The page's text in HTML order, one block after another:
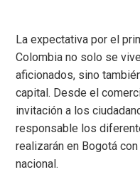
La expectativa por el
Colombia no solo se
aficionados, sino
capital. Desde el
invitación a los
responsable los
realizarán en Bogotá
nacional.